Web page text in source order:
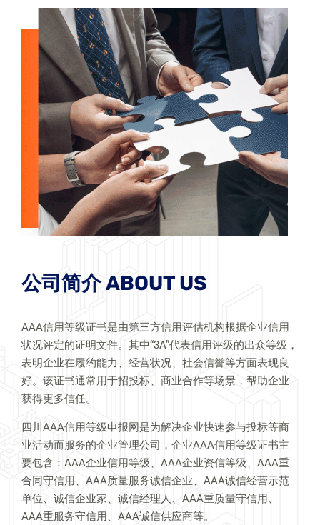
公司简介 ABOUT US
AAA信用等级证书是由第三方信用评估机构根据企业信用
状况评定的证明文件。其中“3A”代表信用评级的出众等级，
表明企业在履约能力、经营状况、社会信誉等方面表现良
好。该证书通常用于招投标、商业合作等场景，帮助企业
获得更多信任。
四川AAA信用等级申报网是为解决企业快速参与投标等商
业活动而服务的企业管理公司，企业AAA信用等级证书主
要包含：AAA企业信用等级、AAA企业资信等级、AAA重
合同守信用、AAA质量服务诚信企业、AAA诚信经营示范
单位、诚信企业家、诚信经理人、AAA重质量守信用、
AAA重服务守信用、AAA诚信供应商等。